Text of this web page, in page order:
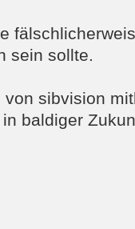
" +
sein sollte.
sibvision
baldiger